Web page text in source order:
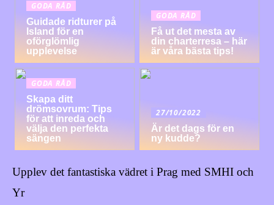
GODA RÅD
Guidade ridturer på
Island för en
oförglömlig
upplevelse
GODA RÅD
Få ut det mesta av
din charterresa – här
är våra bästa tips!
GODA RÅD
Skapa ditt
drömsovrum: Tips
för att inreda och
välja den perfekta
sängen
27/10/2022
Är det dags för en
ny kudde?
Upplev det fantastiska vädret i Prag med SMHI och
Yr